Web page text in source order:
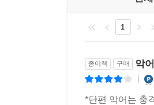
1
종이책 구매 악
*단편 악어는 충